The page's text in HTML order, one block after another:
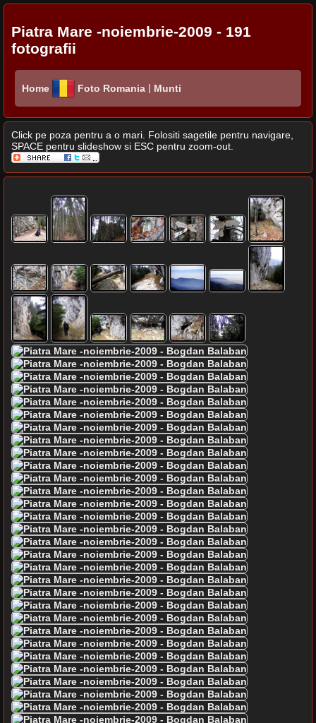
Piatra Mare -noiembrie-2009 - 191
fotografii
Home Foto Romania | Munti
Click pe poza pentru a o mari. Folositi sagetile pentru navigare,
SPACE pentru slideshow si ESC pentru zoom-out.